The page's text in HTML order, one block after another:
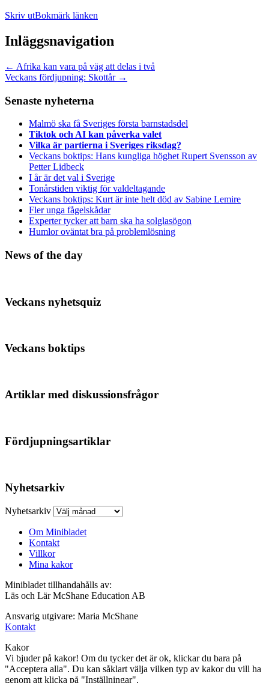
Skriv utBokmärk länken
Inläggsnavigation
← Afrika kan vara på väg att delas i två
Veckans fördjupning: Skottår →
Senaste nyheterna
Malmö ska få Sveriges första barnstadsdel
Tiktok och AI kan påverka valet
Vilka är partierna i Sveriges riksdag?
Veckans boktips: Hans kungliga höghet Rupert Svensson av
Petter Lidbeck
I år är det val i Sverige
Tonårstiden viktig för valdeltagande
Veckans boktips: Kurt är inte helt död av Sabine Lemire
Fler unga fågelskådar
Experter tycker att barn ska ha solglasögon
Humlor oväntat bra på problemlösning
News of the day
Veckans nyhetsquiz
Veckans boktips
Artiklar med diskussionsfrågor
Fördjupningsartiklar
Nyhetsarkiv
Nyhetsarkiv
Om Minibladet
Kontakt
Villkor
Mina kakor
Minibladet tillhandahålls av:
Läs och Lär McShane Education AB
Ansvarig utgivare: Maria McShane
Kontakt
Kakor
Vi bjuder på kakor! Om du tycker det är ok, klickar du bara på
"Acceptera alla". Du kan såklart välja vilken typ av kakor du vill ha
genom att klicka på "Inställningar".